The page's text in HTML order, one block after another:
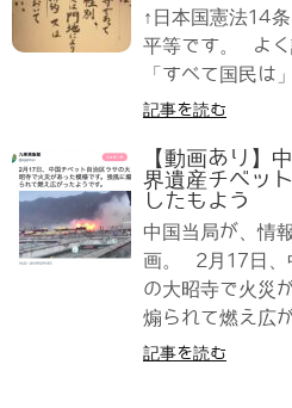
↑日本国憲法14
平等です。 よく
「すべて国民は」
記事を読む
【動画あり】
界遺産チベッ
したもよう
中国当局が、情
画。 2月17日、
の大昭寺で火災
煽られて燃え広が
記事を読む